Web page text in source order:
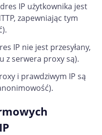
IP użytkownika jest
zapewniając tym
IP nie jest przesyłany,
z serwera proxy są).
i prawdziwym IP są